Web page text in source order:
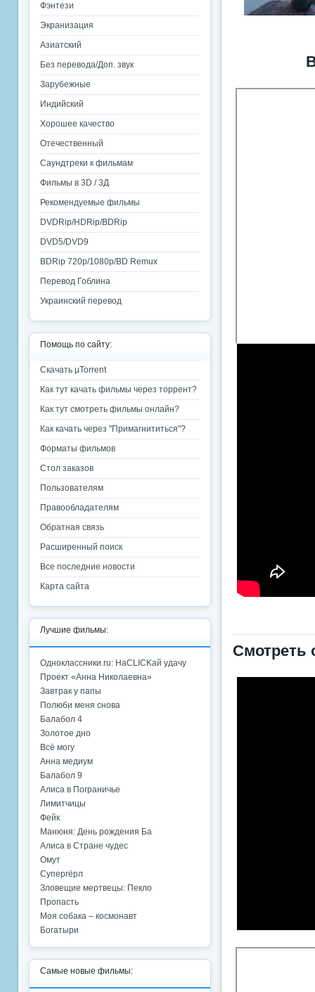
Смотреть
Фэнтези
Экранизация
Азиатский
Без перевода/Доп. звук
Зарубежные
Индийский
Хорошее качество
Отечественный
Саундтреки к фильмам
Фильмы в 3D / 3Д
Рекомендуемые фильмы
DVDRip/HDRip/BDRip
DVD5/DVD9
BDRip 720p/1080p/BD Remux
Перевод Гоблина
Украинский перевод
Помощь по сайту:
Скачать µTorrent
Как тут качать фильмы через торрент?
Как тут смотреть фильмы онлайн?
Как качать через "Примагнититься"?
Форматы фильмов
Стол заказов
Пользователям
Правообладателям
Обратная связь
Расширенный поиск
Все последние новости
Карта сайта
Лучшие фильмы:
Одноклассники.ru: НаCLICKай удачу
Проект «Анна Николаевна»
Завтрак у папы
Полюби меня снова
Балабол 4
Золотое дно
Всё могу
Анна медиум
Балабол 9
Алиса в Пограничье
Лимитчицы
Фейк
Манюня: День рождения Ба
Алиса в Стране чудес
Омут
Супергёрл
Зловещие мертвецы: Пекло
Пропасть
Моя собака – космонавт
Богатыри
Самые новые фильмы: